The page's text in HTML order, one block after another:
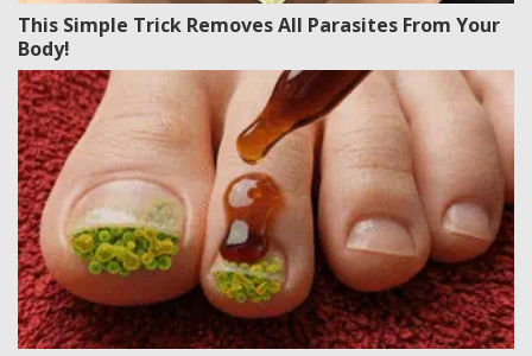
This Simple Trick Removes All Parasites From Your
Body!